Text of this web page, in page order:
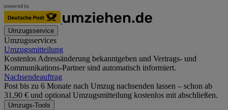
Umzugsservice
Umzugsservices
Umzugsmitteilung
Kostenlos Adressänderung bekanntgeben und Vertrags- und
Kommunikations-Partner sind automatisch informiert.
Nachsendeauftrag
Post bis zu 6 Monate nach Umzug nachsenden lassen – schon ab
31,90 € und optional Umzugsmitteilung kostenlos mit abschließen.
Umzugs-Tools